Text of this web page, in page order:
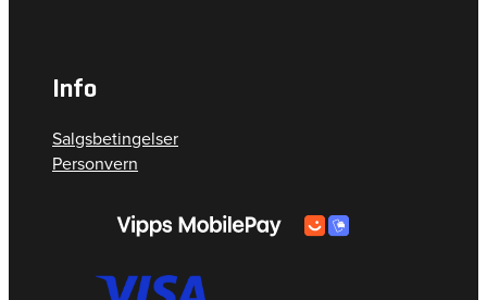
Info
Salgsbetingelser
Personvern